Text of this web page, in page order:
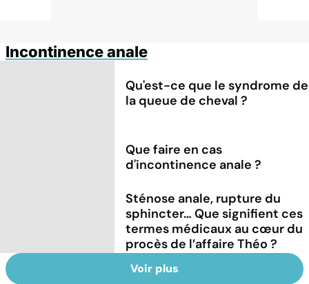
Incontinence anale
Qu'est-ce que le syndrome de
la queue de cheval ?
Que faire en cas
d'incontinence anale ?
Sténose anale, rupture du
sphincter… Que signifient ces
termes médicaux au cœur du
procès de l’affaire Théo ?
Voir plus